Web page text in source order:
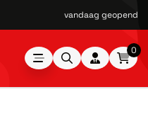
vandaag geopend
0